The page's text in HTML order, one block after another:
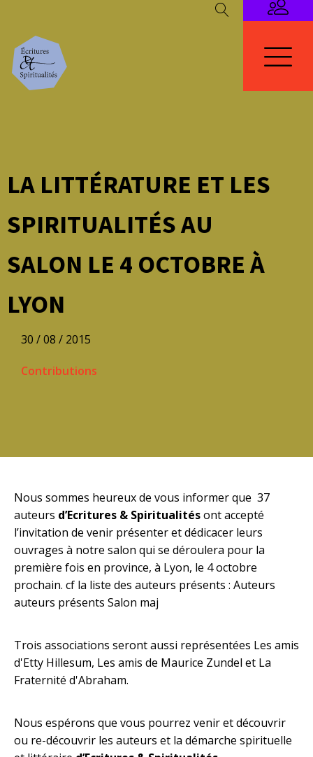
LA LITTÉRATURE ET LES
SPIRITUALITÉS AU
SALON LE 4 OCTOBRE À
LYON
30 / 08 / 2015
Contributions
Nous sommes heureux de vous informer que 37
auteurs d’Ecritures & Spiritualitésont accepté
l’invitation de venir présenter et dédicacer leurs
ouvrages à notre salon qui se déroulera pour la
première fois en province, à Lyon, le 4 octobre
prochain. cf la liste des auteurs présents : Auteurs
auteurs présents Salon maj
Trois associations seront aussi représentées Les amis
d'Etty Hillesum, Les amis de Maurice Zundel et La
Fraternité d'Abraham.
Nous espérons que vous pourrez venir et découvrir
ou re-découvrir les auteurs et la démarche spirituelle